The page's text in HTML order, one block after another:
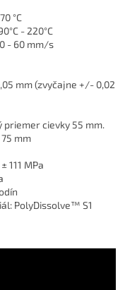
°C
- 220°C
- 60 mm/s
mm (zvyčajne +/- 0,02
priemer cievky 55 mm.
mm
111 MPa
PolyDissolve™ S1